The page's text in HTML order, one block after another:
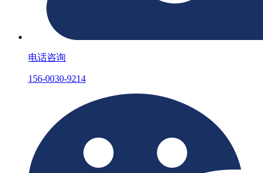
电话咨询
156-0030-9214